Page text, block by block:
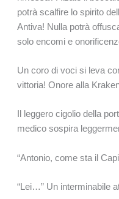
potrà scalfire lo spirito
Antiva! Nulla potrà
solo encomi e
Un coro di voci si leva
vittoria! Onore alla
Il leggero cigolio della
medico sospira
“Antonio, come sta il
“Lei…” Un interminabile